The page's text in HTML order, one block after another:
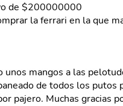
de $200000000
la ferrari en la que
unos mangos a las
de todos los putos
pajero. Muchas gracias